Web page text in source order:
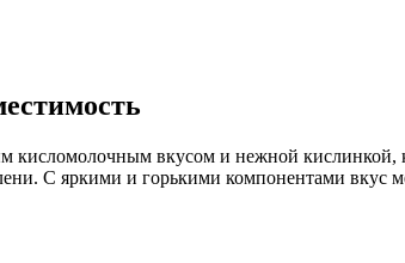
кисломолочным вкусом и нежной кислинкой,
С яркими и горькими компонентами вкус